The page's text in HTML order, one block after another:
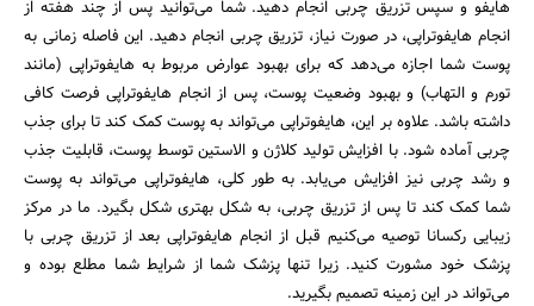
هایفو و سپس تزریق چربی انجام دهید. شما می‌توانید پس از چند هفته از
انجام هایفوتراپی، در صورت نیاز، تزریق چربی انجام دهید. این فاصله زمانی به
پوست شما اجازه می‌دهد که برای بهبود عوارض مربوط به هایفوتراپی (مانند
تورم و التهاب) و بهبود وضعیت پوست، پس از انجام هایفوتراپی فرصت کافی
داشته باشد. علاوه بر این، هایفوتراپی می‌تواند به پوست کمک کند تا برای جذب
چربی آماده شود. با افزایش تولید کلاژن و الاستین توسط پوست، قابلیت جذب
و رشد چربی نیز افزایش می‌یابد. به طور کلی، هایفوتراپی می‌تواند به پوست
شما کمک کند تا پس از تزریق چربی، به شکل بهتری شکل بگیرد. ما در مرکز
زیبایی رکسانا توصیه می‌کنیم قبل از انجام ‌هایفوتراپی بعد از تزریق چربی با
پزشک خود مشورت کنید. زیرا تنها پزشک شما از شرایط شما مطلع بوده و
می‌تواند در این زمینه تصمیم بگیرید.